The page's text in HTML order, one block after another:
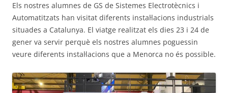
Els nostres alumnes de GS de Sistemes Electrotècnics i
Automatitzats han visitat diferents instal·lacions industrials
situades a Catalunya. El viatge realitzat els dies 23 i 24 de
gener va servir perquè els nostres alumnes poguessin
veure diferents instal·lacions que a Menorca no és possible.